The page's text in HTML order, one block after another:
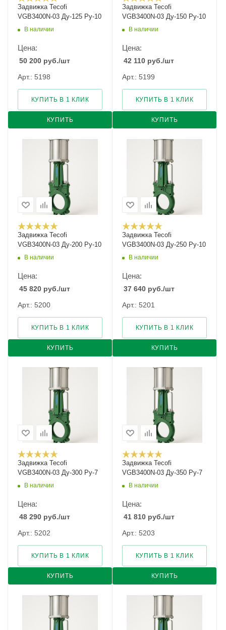
Задвижка Tecofi
VGB3400N-03 Ду-125 Ру-10
В наличии
Цена:
50 200 руб./шт
Арт.: 5198
КУПИТЬ
КУПИТЬ В 1 КЛИК
Задвижка Tecofi
VGB3400N-03 Ду-150 Ру-10
В наличии
Цена:
42 110 руб./шт
Арт.: 5199
КУПИТЬ
КУПИТЬ В 1 КЛИК
Задвижка Tecofi
VGB3400N-03 Ду-200 Ру-10
В наличии
Цена:
45 820 руб./шт
Арт.: 5200
КУПИТЬ
КУПИТЬ В 1 КЛИК
Задвижка Tecofi
VGB3400N-03 Ду-250 Ру-10
В наличии
Цена:
37 640 руб./шт
Арт.: 5201
КУПИТЬ
КУПИТЬ В 1 КЛИК
Задвижка Tecofi
VGB3400N-03 Ду-300 Ру-7
В наличии
Цена:
48 290 руб./шт
Арт.: 5202
КУПИТЬ
КУПИТЬ В 1 КЛИК
Задвижка Tecofi
VGB3400N-03 Ду-350 Ру-7
В наличии
Цена:
41 810 руб./шт
Арт.: 5203
КУПИТЬ
КУПИТЬ В 1 КЛИК